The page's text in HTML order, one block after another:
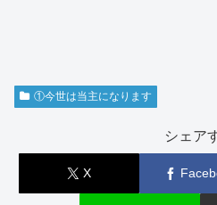
①今世は当主になります
シェア
X